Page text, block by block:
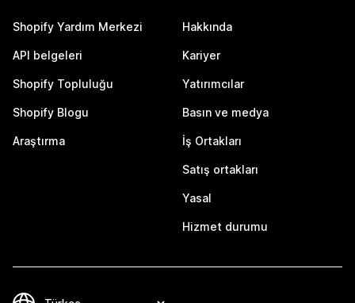
Shopify Yardım Merkezi
API belgeleri
Shopify Topluluğu
Shopify Blogu
Araştırma
Hakkında
Kariyer
Yatırımcılar
Basın ve medya
İş Ortakları
Satış ortakları
Yasal
Hizmet durumu